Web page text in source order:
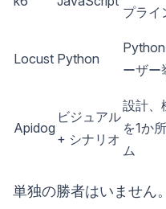
プライ
Locust Python
ーザー
Apidog
ビジュアル
+ シナリオ
設計、
を1か
ム
単独の勝者はいません